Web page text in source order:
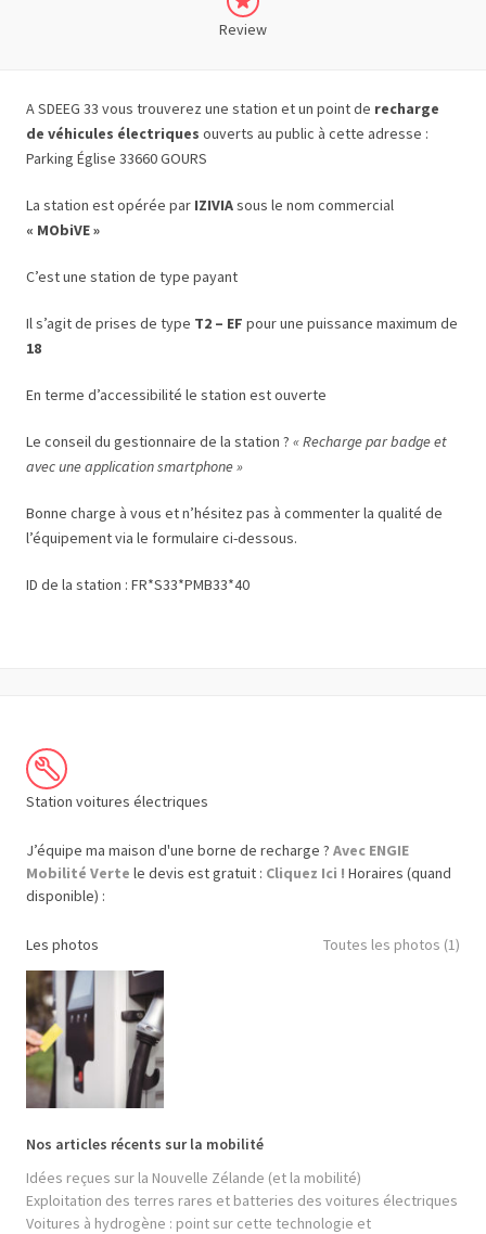
Review
A SDEEG 33 vous trouverez une station et un point de recharge
de véhicules électriques ouverts au public à cette adresse :
Parking Église 33660 GOURS
La station est opérée par IZIVIAsous le nom commercial
« MObiVE »
C’est une station de type payant
Il s’agit de prises de type T2 – EF pour une puissance maximum de
18
En terme d’accessibilité le station est ouverte
Le conseil du gestionnaire de la station ? « Recharge par badge et
avec une application smartphone »
Bonne charge à vous et n’hésitez pas à commenter la qualité de
l’équipement via le formulaire ci-dessous.
ID de la station : FR*S33*PMB33*40
Station voitures électriques
J’équipe ma maison d'une borne de recharge ? Avec ENGIE
Mobilité Verte le devis est gratuit : Cliquez Ici ! Horaires (quand
disponible) :
Les photos Toutes les photos (1)
Nos articles récents sur la mobilité
Idées reçues sur la Nouvelle Zélande (et la mobilité)
Exploitation des terres rares et batteries des voitures électriques
Voitures à hydrogène : point sur cette technologie et